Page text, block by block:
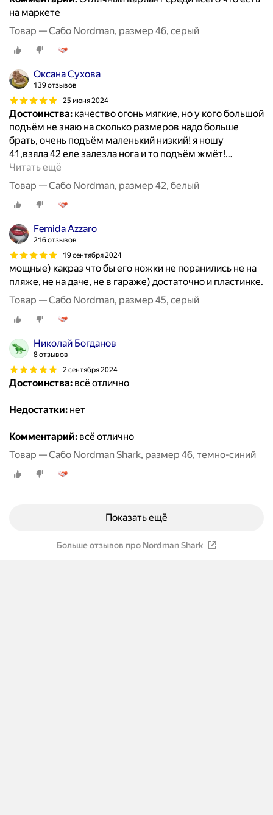
на маркете
Товар — Сабо Nordman, размер 46, серый
Оксана Сухова
139 отзывов
25 июня 2024
Достоинства: качество огонь мягкие, но у кого большой
подъём не знаю на сколько размеров надо больше
брать, очень подъём маленький низкий! я ношу
41,взяла 42 еле залезла нога и то подъём жмёт!…
Читать ещё
Товар — Сабо Nordman, размер 42, белый
Femida Azzaro
216 отзывов
19 сентября 2024
мощные) какраз что бы его ножки не поранились не на
пляже, не на даче, не в гараже) достаточно и пластинке.
Товар — Сабо Nordman, размер 45, серый
Николай Богданов
8 отзывов
2 сентября 2024
Достоинства: всё отлично
Недостатки: нет
Комментарий: всё отлично
Товар — Сабо Nordman Shark, размер 46, темно-синий
Показать ещё
Больше отзывов про Nordman Shark